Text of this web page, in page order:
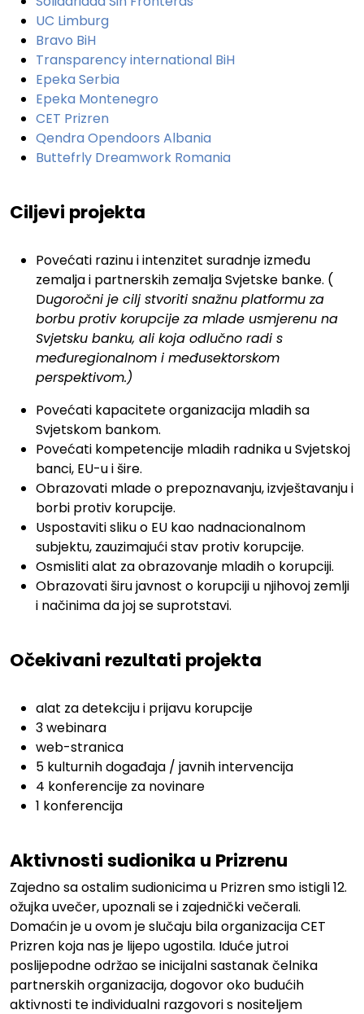
UC Limburg
Bravo BiH
Transparency international BiH
Epeka Serbia
Epeka Montenegro
CET Prizren
Qendra Opendoors Albania
Buttefrly Dreamwork Romania
Ciljevi projekta
Povećati razinu i intenzitet suradnje između
zemalja i partnerskih zemalja Svjetske banke. (
Dugoročni je cilj stvoriti snažnu platformu za
borbu protiv korupcije za mlade usmjerenu na
Svjetsku banku, ali koja odlučno radi s
međuregionalnom i međusektorskom
perspektivom.)
Povećati kapacitete organizacija mladih sa
Svjetskom bankom.
Povećati kompetencije mladih radnika u Svjetskoj
banci, EU-u i šire.
Obrazovati mlade o prepoznavanju, izvještavanju i
borbi protiv korupcije.
Uspostaviti sliku o EU kao nadnacionalnom
subjektu, zauzimajući stav protiv korupcije.
Osmisliti alat za obrazovanje mladih o korupciji.
Obrazovati širu javnost o korupciji u njihovoj zemlji
i načinima da joj se suprotstavi.
Očekivani rezultati projekta
alat za detekciju i prijavu korupcije
3 webinara
web-stranica
5 kulturnih događaja / javnih intervencija
4 konferencije za novinare
1 konferencija
Aktivnosti sudionika u Prizrenu
Zajedno sa ostalim sudionicima u Prizren smo istigli 12.
ožujka uvečer, upoznali se i zajednički večerali.
Domaćin je u ovom je slučaju bila organizacija CET
Prizren koja nas je lijepo ugostila. Iduće jutroi
poslijepodne održao se inicijalni sastanak čelnika
partnerskih organizacija, dogovor oko budućih
aktivnosti te individualni razgovori s nositeljem